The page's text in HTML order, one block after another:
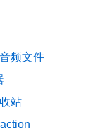
频文件
站